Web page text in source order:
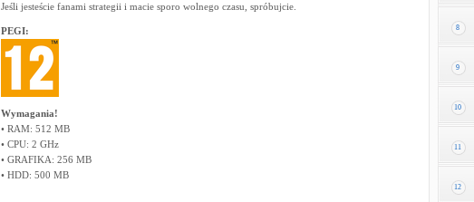
Jeśli jesteście fanami strategii i macie sporo wolnego czasu, spróbujcie.
PEGI:
Wymagania!
• RAM: 512 MB
• CPU: 2 GHz
• GRAFIKA: 256 MB
• HDD: 500 MB
8
9
10
11
12